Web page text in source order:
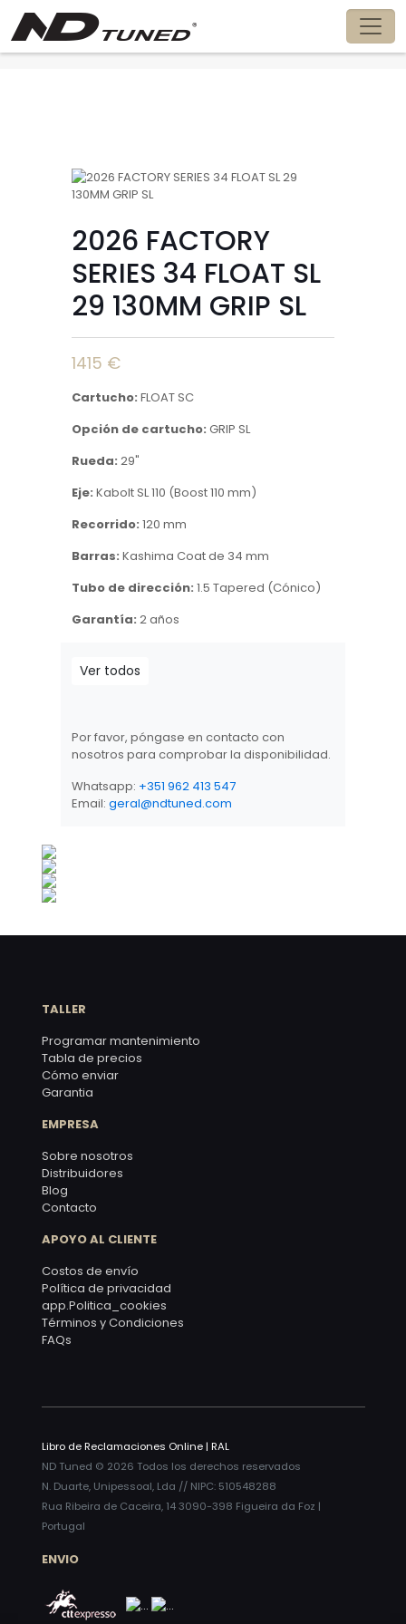
Detalle
2026 FACTORY
SERIES 34 FLOAT SL
29 130MM GRIP SL
1415 €
Cartucho: FLOAT SC
Opción de cartucho: GRIP SL
Rueda: 29"
Eje: Kabolt SL 110 (Boost 110 mm)
Recorrido: 120 mm
Barras: Kashima Coat de 34 mm
Tubo de dirección: 1.5 Tapered (Cónico)
Garantía: 2 años
Ver todos
Por favor, póngase en contacto con
nosotros para comprobar la disponibilidad.
Whatsapp: +351 962 413 547
Email: geral@ndtuned.com
TALLER
Programar mantenimiento
Tabla de precios
Cómo enviar
Garantia
EMPRESA
Sobre nosotros
Distribuidores
Blog
Contacto
APOYO AL CLIENTE
Costos de envío
Política de privacidad
app.Politica_cookies
Términos y Condiciones
FAQs
Libro de Reclamaciones Online| RAL
ND Tuned © 2026 Todos los derechos reservados
N. Duarte, Unipessoal, Lda // NIPC: 510548288
Rua Ribeira de Caceira, 14 3090-398 Figueira da Foz |
Portugal
ENVIO